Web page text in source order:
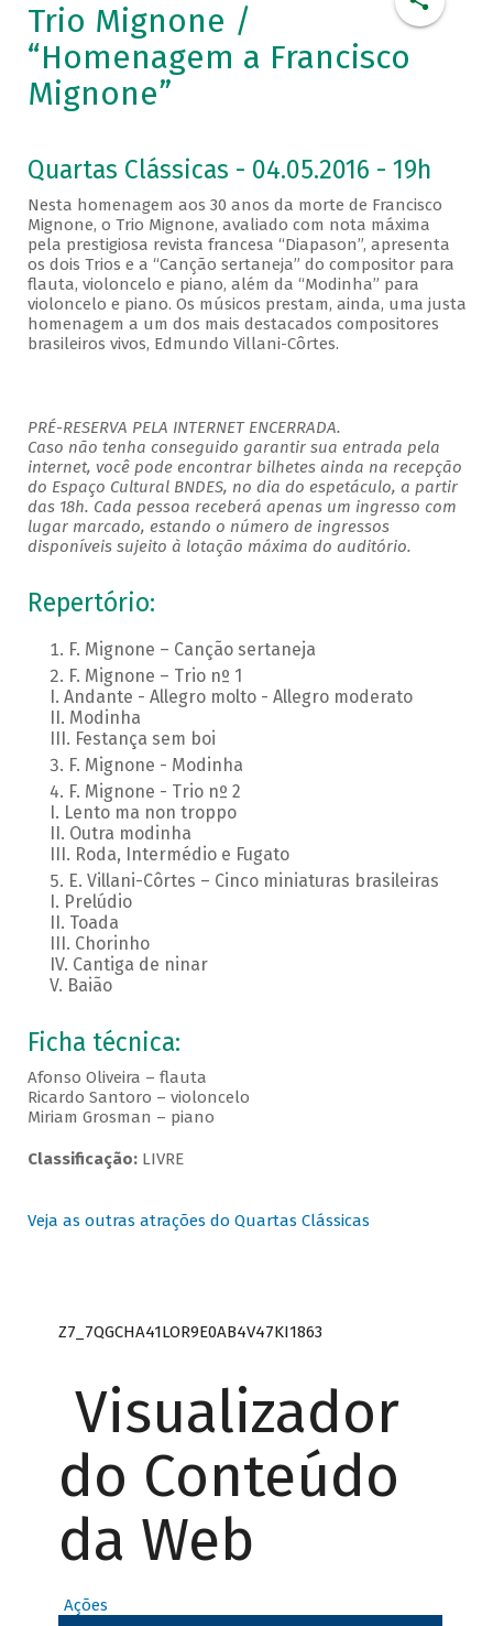
Trio Mignone /
“Homenagem a Francisco
Mignone”
Quartas Clássicas - 04.05.2016 - 19h
Nesta homenagem aos 30 anos da morte de Francisco
Mignone, o Trio Mignone, avaliado com nota máxima
pela prestigiosa revista francesa “Diapason”, apresenta
os dois Trios e a “Canção sertaneja” do compositor para
flauta, violoncelo e piano, além da “Modinha” para
violoncelo e piano. Os músicos prestam, ainda, uma justa
homenagem a um dos mais destacados compositores
brasileiros vivos, Edmundo Villani-Côrtes.
PRÉ-RESERVA PELA INTERNET ENCERRADA.
Caso não tenha conseguido garantir sua entrada pela
internet, você pode encontrar bilhetes ainda na recepção
do Espaço Cultural BNDES, no dia do espetáculo, a partir
das 18h. Cada pessoa receberá apenas um ingresso com
lugar marcado, estando o número de ingressos
disponíveis sujeito à lotação máxima do auditório.
Repertório:
F. Mignone – Canção sertaneja
F. Mignone – Trio nº 1
I. Andante - Allegro molto - Allegro moderato
II. Modinha
III. Festança sem boi
F. Mignone - Modinha
F. Mignone - Trio nº 2
I. Lento ma non troppo
II. Outra modinha
III. Roda, Intermédio e Fugato
E. Villani-Côrtes – Cinco miniaturas brasileiras
I. Prelúdio
II. Toada
III. Chorinho
IV. Cantiga de ninar
V. Baião
Ficha técnica:
Afonso Oliveira – flauta
Ricardo Santoro – violoncelo
Miriam Grosman – piano
Classificação:LIVRE
Veja as outras atrações do Quartas Clássicas
Z7_7QGCHA41LOR9E0AB4V47KI1863
Visualizador
do Conteúdo
da Web
Ações